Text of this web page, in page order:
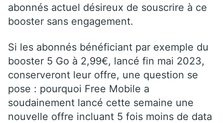
abonnés actuel désireux de souscrire à ce
booster sans engagement.
Si les abonnés bénéficiant par exemple du
booster 5 Go à 2,99€, lancé fin mai 2023,
conserveront leur offre, une question se
pose : pourquoi Free Mobile a
soudainement lancé cette semaine une
nouvelle offre incluant 5 fois moins de data